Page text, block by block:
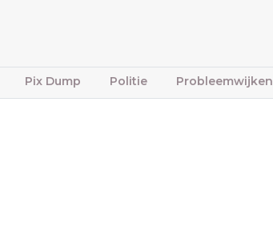
Pix Dump Politie Probleemwijken